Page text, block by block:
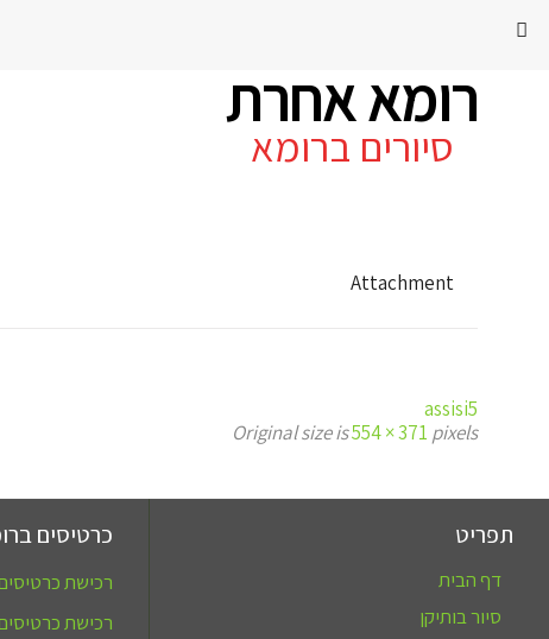
רומא אחרת
סיורים ברומא
Attachment
assisi5
Original size is554 × 371 pixels
כרטיסים
רכישת
רכישת
תפריט
דף הבית
סיור בותיקן